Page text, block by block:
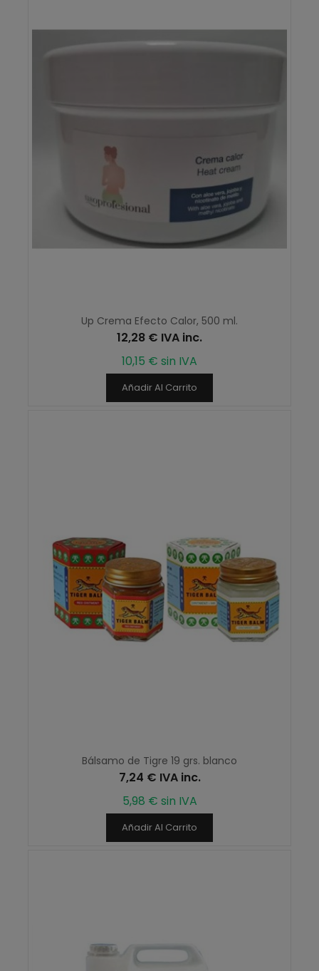
Up Crema Efecto Calor, 500 ml.
12,28 € IVA inc.
10,15 € sin IVA
Añadir Al Carrito
Bálsamo de Tigre 19 grs. blanco
7,24 € IVA inc.
5,98 € sin IVA
Añadir Al Carrito